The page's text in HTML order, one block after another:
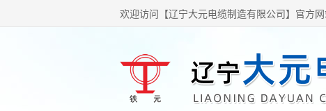
欢迎访问【辽宁大元电缆制造有限公司】官方网